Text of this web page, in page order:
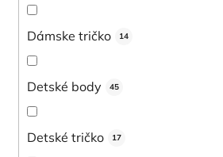
Dámske tričko 14
Detské body 45
Detské tričko 17